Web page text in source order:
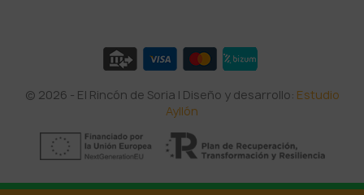
© 2026 - El Rincón de Soria | Diseño y desarrollo: Estudio
Ayllón